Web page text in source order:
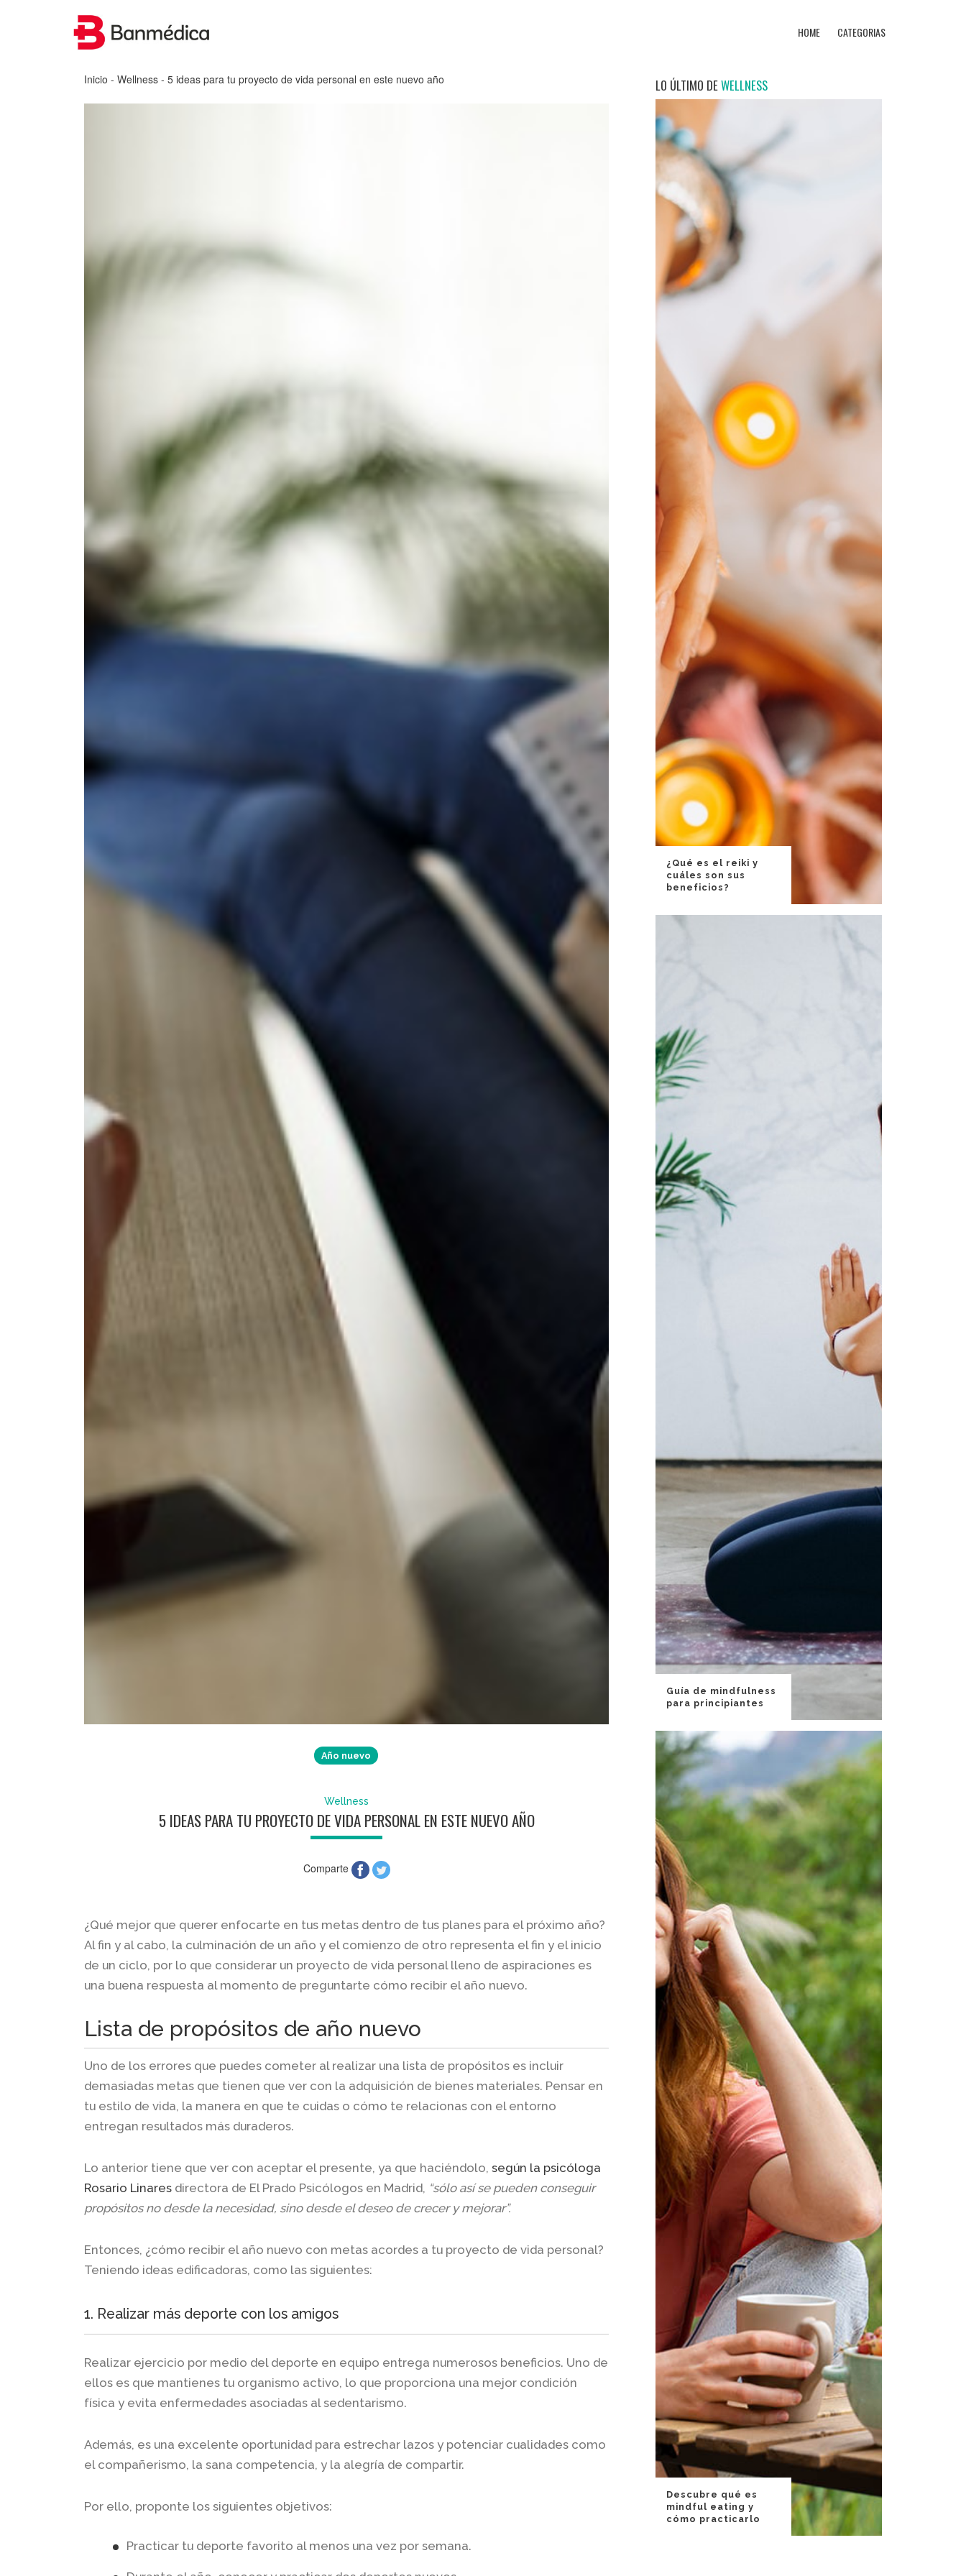
HOME CATEGORIAS
Inicio - Wellness - 5 ideas para tu proyecto de vida personal en este nuevo año
Año nuevo
Wellness
5 IDEAS PARA TU PROYECTO DE VIDA PERSONAL EN ESTE NUEVO AÑO
Comparte
¿Qué mejor que querer enfocarte en tus metas dentro de tus planes para el próximo año?
Al fin y al cabo, la culminación de un año y el comienzo de otro representa el fin y el inicio
de un ciclo, por lo que considerar un proyecto de vida personal lleno de aspiraciones es
una buena respuesta al momento de preguntarte cómo recibir el año nuevo.
Lista de propósitos de año nuevo
Uno de los errores que puedes cometer al realizar una lista de propósitos es incluir
demasiadas metas que tienen que ver con la adquisición de bienes materiales. Pensar en
tu estilo de vida, la manera en que te cuidas o cómo te relacionas con el entorno
entregan resultados más duraderos.
Lo anterior tiene que ver con aceptar el presente, ya que haciéndolo, según la psicóloga
Rosario Linares directora de El Prado Psicólogos en Madrid, “sólo así se pueden conseguir
propósitos no desde la necesidad, sino desde el deseo de crecer y mejorar”.
Entonces, ¿cómo recibir el año nuevo con metas acordes a tu proyecto de vida personal?
Teniendo ideas edificadoras, como las siguientes:
1. Realizar más deporte con los amigos
Realizar ejercicio por medio del deporte en equipo entrega numerosos beneficios. Uno de
ellos es que mantienes tu organismo activo, lo que proporciona una mejor condición
física y evita enfermedades asociadas al sedentarismo.
Además, es una excelente oportunidad para estrechar lazos y potenciar cualidades como
el compañerismo, la sana competencia, y la alegría de compartir.
Por ello, proponte los siguientes objetivos:
Practicar tu deporte favorito al menos una vez por semana.
LO ÚLTIMO DEWELLNESS
¿Qué es el reiki y
cuáles son sus
beneficios?
Guía de mindfulness
para principiantes
Descubre qué es
mindful eating y
cómo practicarlo